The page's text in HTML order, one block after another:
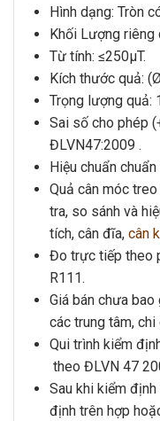
Hình dạng: Tròn
Khối Lượng
Từ tính: ≤250μT.
Kích thước quả:
Trọng lượng quả:
Sai số cho phép
ĐLVN47:2009 .
Hiệu chuẩn
Quả cân móc
tra, so sánh và
tích, cân đĩa, cân
Đo trực tiếp theo
R111.
Giá bán chưa
các trung tâm,
Qui trình kiểm
theo ĐLVN 47
Sau khi kiểm
định trên hợp